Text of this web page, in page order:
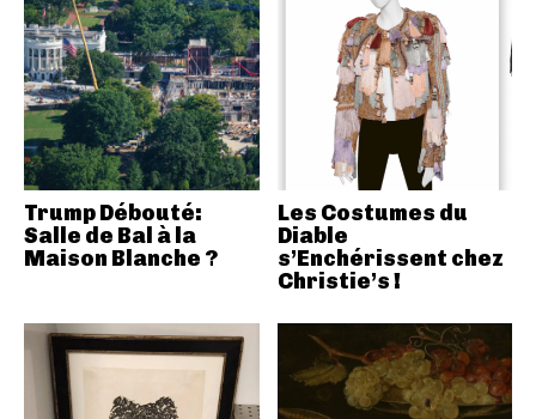
Trump Débouté:
Salle de Bal à la
Maison Blanche ?
Les Costumes du
Diable
s’Enchérissent chez
Christie’s !